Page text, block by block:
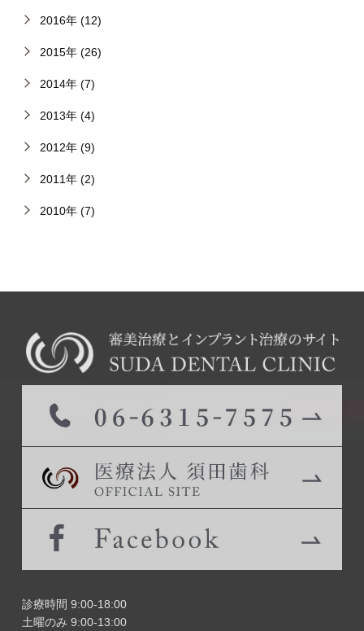
2016年 (12)
2015年 (26)
2014年 (7)
2013年 (4)
2012年 (9)
2011年 (2)
2010年 (7)
診療時間 9:00-18:00
土曜のみ 9:00-13:00